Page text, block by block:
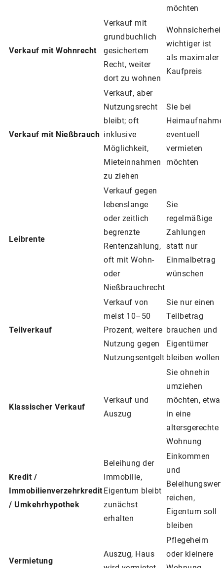
möchten
Verkauf mit Wohnrecht
Verkauf mit
grundbuchlich
gesichertem
Recht, weiter
dort zu wohnen
wichtiger ist
als maximaler
Kaufpreis
Verkauf mit Nießbrauch
Verkauf, aber
Nutzungsrecht
bleibt; oft
inklusive
Möglichkeit,
Mieteinnahmen
zu ziehen
Sie bei
eventuell
vermieten
möchten
Leibrente
Verkauf gegen
lebenslange
oder zeitlich
begrenzte
Rentenzahlung,
oft mit Wohn-
oder
Nießbrauchrecht
Sie
regelmäßige
Zahlungen
statt nur
Einmalbetrag
wünschen
Teilverkauf
Verkauf von
meist 10–50
Prozent, weitere
Nutzung gegen
Nutzungsentgelt
Sie nur einen
Teilbetrag
brauchen und
Eigentümer
bleiben wollen
Klassischer Verkauf
Verkauf und
Auszug
Sie ohnehin
umziehen
möchten, etwa
in eine
altersgerechte
Wohnung
Kredit /
Immobilienverzehrkredit
/ Umkehrhypothek
Beleihung der
Immobilie,
Eigentum bleibt
zunächst
erhalten
Einkommen
und
reichen,
Eigentum soll
bleiben
Vermietung
Auszug, Haus
Pflegeheim
oder kleinere